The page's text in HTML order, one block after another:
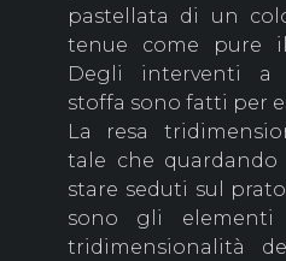
pastellata di un
tenue come pure
Degli interventi a
stoffa sono fatti per
La resa
tale che quardando
stare seduti sul
sono gli elementi
tridimensionalità